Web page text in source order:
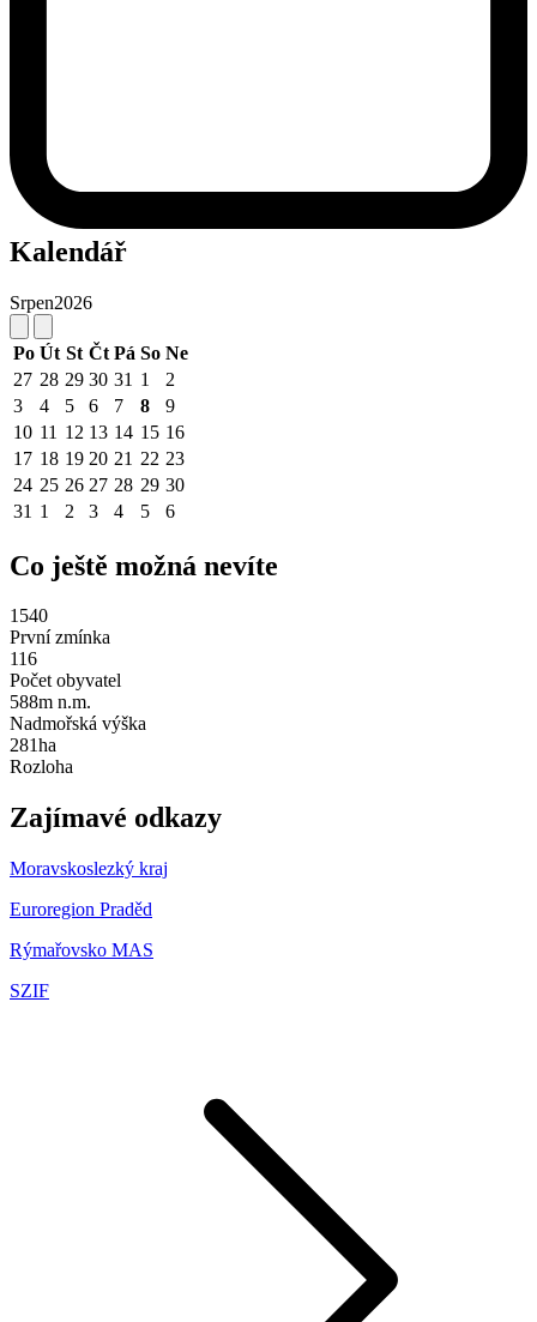
Kalendář
Srpen2026
Po Út St Čt Pá So Ne
27 28 29 30 31 1
2
3
4 5 6 7 8
9
10 11 12 13 14 15 16
17 18 19 20 21 22 23
24 25 26 27 28 29 30
31 1 2 3 4 5 6
Co ještě možná nevíte
1540
První zmínka
116
Počet obyvatel
588m n.m.
Nadmořská výška
281ha
Rozloha
Zajímavé odkazy
Moravskoslezký kraj
Euroregion Praděd
Rýmařovsko MAS
SZIF